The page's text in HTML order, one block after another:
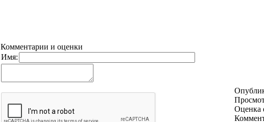
Комментарии и оценки
Имя:
Оценка